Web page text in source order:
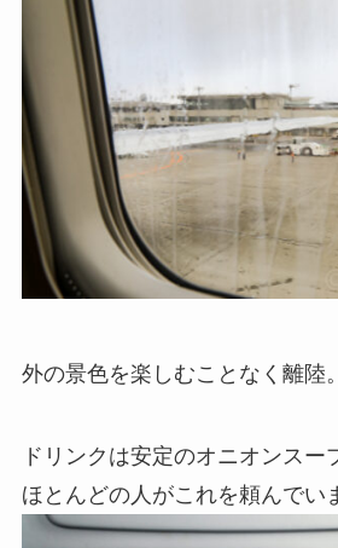
外の景色を楽しむことなく離陸。
ドリンクは安定のオニオンスー
ほとんどの人がこれを頼んでい